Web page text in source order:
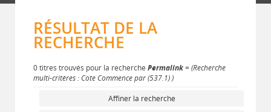
RÉSULTAT DE LA
RECHERCHE
0 titres trouvés pour la recherche Permalink= (Recherche
multi-critères : Cote Commence par (537.1) )
Affiner la recherche